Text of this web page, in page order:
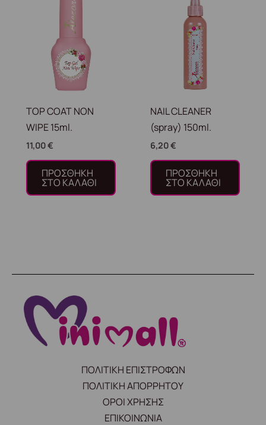
TOP COAT NON
WIPE 15ml.
11,00€
ΠΡΟΣΘΉΚΗ
ΣΤΟ ΚΑΛΆΘΙ
NAIL CLEANER
(spray) 150ml.
6,20€
ΠΡΟΣΘΉΚΗ
ΣΤΟ ΚΑΛΆΘΙ
ΠΟΛΙΤΙΚΗ ΕΠΙΣΤΡΟΦΩΝ
ΠΟΛΙΤΙΚΗ ΑΠΟΡΡΗΤΟΥ
ΟΡΟΙ ΧΡΗΣΗΣ
ΕΠΙΚΟΙΝΩΝΙΑ